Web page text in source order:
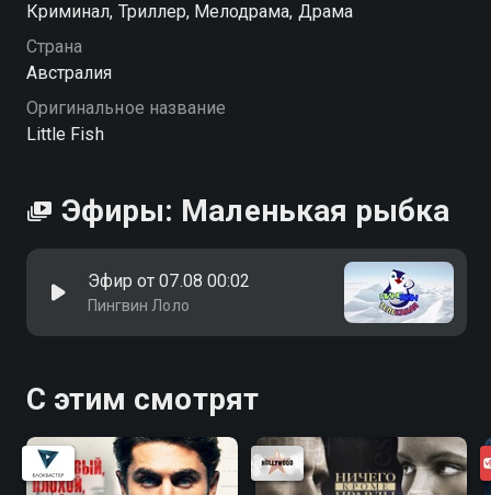
Криминал, Триллер, Мелодрама, Драма
Страна
Австралия
Оригинальное название
Little Fish
Эфиры: Маленькая рыбка
Эфир от 07.08 00:02
Пингвин Лоло
С этим смотрят